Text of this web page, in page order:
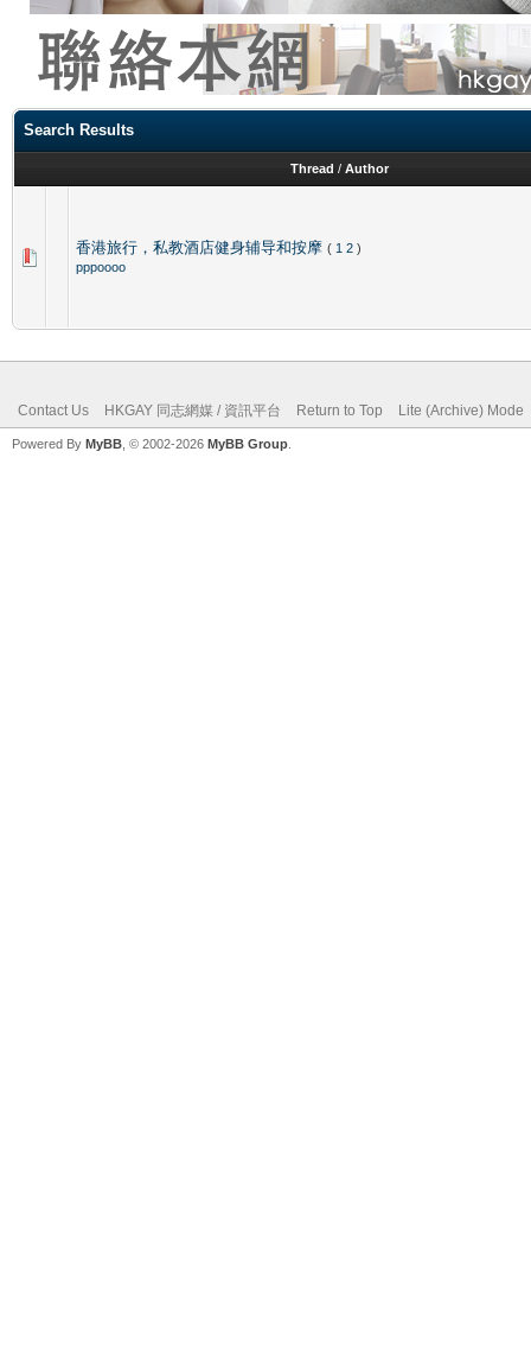
Search Results
Thread / Author
香港旅行，私教酒店健身辅导和按摩 ( 1 2 )
pppoooo
Contact Us HKGAY 同志網媒 / 資訊平台 Return to Top Lite (Archive) Mode
Powered By MyBB , © 2002-2026 MyBB Group